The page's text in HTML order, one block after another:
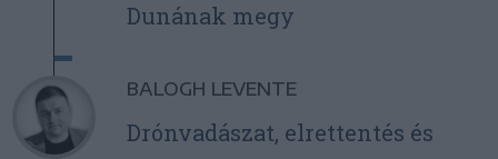
Dunának megy
BALOGH LEVENTE
Drónvadászat, elrettentés és